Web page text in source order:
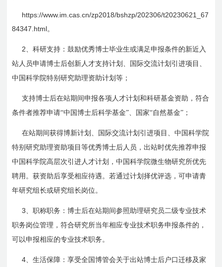
https://www.im.cas.cn/zp2018/bshzp/202306/t20230621_67
84347.html。
2 、科研支持：鼓励优秀博士毕业生或满足申报条件的新近入
站人员申请博士后创新人才支持计划、国际交流计划引进项目、
中国科学院特别研究助理资助计划等；
支持博士后在站期间申报各项人才计划和科研基金资助，符合
条件者推荐申请“中国博士后科学基金”、国家“自然基金”；
在站期间获得博新计划、国际交流计划引进项目、中国科学院
特别研究助理资助项目等优秀博士后人员，出站时优先推荐申报
中国科学院高层次引进人才计划，中国科学院微生物研究所优先
聘用。获资助后享受相应待遇。若通过计划择优评选，可申请青
年研究组长或研究组长岗位。
3 、职称职务：博士后在站期间参照助理研究员二级专业技术
职务岗位管理，符合研究所当年相应专业技术职务申报条件的，
可以申报相应的专业技术职务。
4 、生活保障：享受全国博管会关于出站博士后户口迁移及家